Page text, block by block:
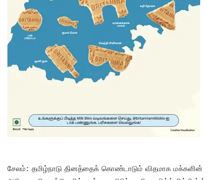
சேலம்: தமிழ்நாடு தினத்தைக் கொண்டாடும் விதமாக மக்களின்